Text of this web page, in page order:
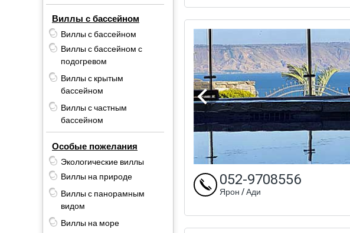
Виллы с бассейном
Виллы с бассейном
Виллы с бассейном с
подогревом
Виллы с крытым
бассейном
Виллы с частным
бассейном
Особые пожелания
Экологические виллы
Виллы на природе
Виллы с панорамным
видом
Виллы на море
052-9708556
Ярон / Ади